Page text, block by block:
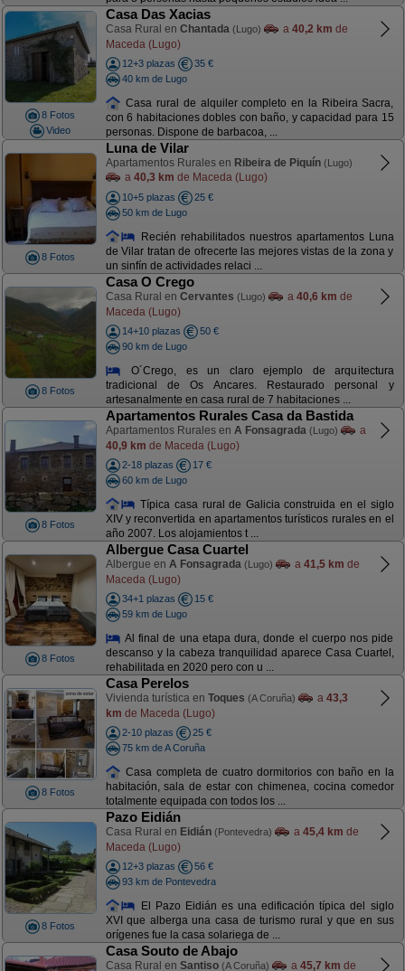
8 Fotos
Video
Casa Das Xacias
Casa Rural en Chantada (Lugo) a 40,2 km de
Maceda (Lugo)
12+3 plazas
35 €
40 km de Lugo
Casa rural de alquiler completo en la Ribeira Sacra,
con 6 habitaciones dobles con baño, y capacidad para 15
personas. Dispone de barbacoa, ...
8 Fotos
Luna de Vilar
Apartamentos Rurales en Ribeira de Piquín (Lugo)
a 40,3 km de Maceda (Lugo)
10+5 plazas
25 €
50 km de Lugo
Recién rehabilitados nuestros apartamentos Luna
de Vilar tratan de ofrecerte las mejores vistas de la zona y
un sinfín de actividades relaci ...
8 Fotos
Casa O Crego
Casa Rural en Cervantes (Lugo) a 40,6 km de
Maceda (Lugo)
14+10 plazas
50 €
90 km de Lugo
O´Crego, es un claro ejemplo de arquitectura
tradicional de Os Ancares. Restaurado personal y
artesanalmente en casa rural de 7 habitaciones ...
8 Fotos
Apartamentos Rurales Casa da Bastida
Apartamentos Rurales en A Fonsagrada (Lugo)
a
40,9 km de Maceda (Lugo)
2-18 plazas
17 €
60 km de Lugo
Típica casa rural de Galicia construida en el siglo
XIV y reconvertida en apartamentos turísticos rurales en el
año 2007. Los alojamientos t ...
8 Fotos
Albergue Casa Cuartel
Albergue en A Fonsagrada (Lugo) a 41,5 km de
Maceda (Lugo)
34+1 plazas
15 €
59 km de Lugo
Al final de una etapa dura, donde el cuerpo nos pide
descanso y la cabeza tranquilidad aparece Casa Cuartel,
rehabilitada en 2020 pero con u ...
8 Fotos
Casa Perelos
Vivienda turística en Toques (A Coruña) a 43,3
km de Maceda (Lugo)
2-10 plazas
25 €
75 km de A Coruña
Casa completa de cuatro dormitorios con baño en la
habitación, sala de estar con chimenea, cocina comedor
totalmente equipada con todos los ...
8 Fotos
Pazo Eidián
Casa Rural en Eidián (Pontevedra) a 45,4 km de
Maceda (Lugo)
12+3 plazas
56 €
93 km de Pontevedra
El Pazo Eidián es una edificación típica del siglo
XVI que alberga una casa de turismo rural y que en sus
orígenes fue la casa solariega de ...
Casa Souto de Abajo
Casa Rural en Santiso (A Coruña) a 45,7 km de